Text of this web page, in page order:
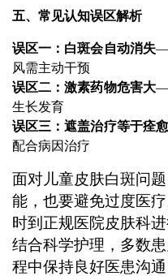
五、常见认知误区解析
误区一：白斑会自动消失
风需主动干预
误区二：激素药物危害大
生长发育
误区三：遮盖治疗等于痊愈
配合病因治疗
面对儿童皮肤白斑问
能，也要避免过度医
时到正规医院皮肤科
结合科学护理，多数
程中保持良好医患沟